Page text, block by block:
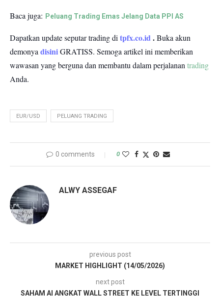
Baca juga: Peluang Trading Emas Jelang Data PPI AS
Dapatkan update seputar trading di tpfx.co.id.Buka akun
demonya disiniGRATISS. Semoga artikel ini memberikan
wawasan yang berguna dan membantu dalam perjalanan trading
Anda.
EUR/USD PELUANG TRADING
0 comments 0
ALWY ASSEGAF
previous post
MARKET HIGHLIGHT (14/05/2026)
next post
SAHAM AI ANGKAT WALL STREET KE LEVEL TERTINGGI